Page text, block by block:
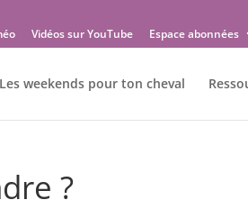
Vidéos sur YouTube Espace abonnées
Les weekends pour ton cheval
?